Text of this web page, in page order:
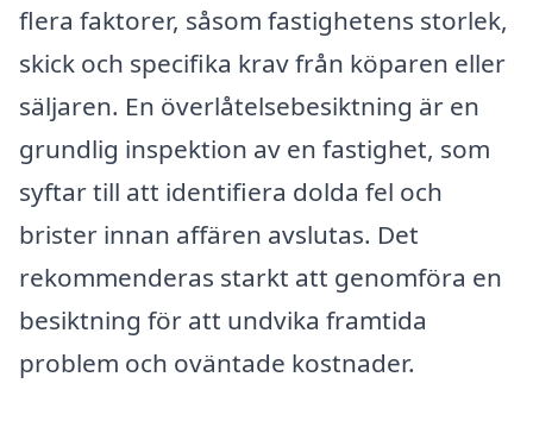
flera faktorer, såsom fastighetens storlek,
skick och specifika krav från köparen eller
säljaren. En överlåtelsebesiktning är en
grundlig inspektion av en fastighet, som
syftar till att identifiera dolda fel och
brister innan affären avslutas. Det
rekommenderas starkt att genomföra en
besiktning för att undvika framtida
problem och oväntade kostnader.